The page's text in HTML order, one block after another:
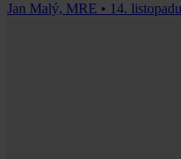
Jan Malý, MRE • 14.